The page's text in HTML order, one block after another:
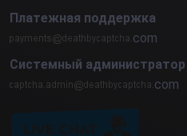
Платежная поддержка
com
Системный администратор
com